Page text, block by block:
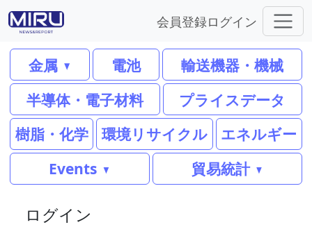
会員登録ログイン
金属 電池
輸送機器・機械
半導体・電子材料
プライスデータ
樹脂・化学
環境リサイクル
エネルギー
Events
貿易統計
ログイン